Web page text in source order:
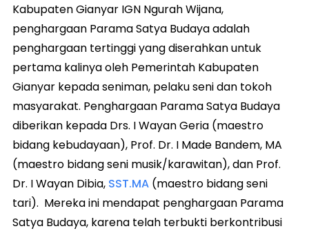
Kabupaten Gianyar IGN Ngurah Wijana,
penghargaan Parama Satya Budaya adalah
penghargaan tertinggi yang diserahkan untuk
pertama kalinya oleh Pemerintah Kabupaten
Gianyar kepada seniman, pelaku seni dan tokoh
masyarakat. Penghargaan Parama Satya Budaya
diberikan kepada Drs. I Wayan Geria (maestro
bidang kebudayaan), Prof. Dr. I Made Bandem, MA
(maestro bidang seni musik/karawitan), dan Prof.
Dr. I Wayan Dibia, SST.MA (maestro bidang seni
tari). Mereka ini mendapat penghargaan Parama
Satya Budaya, karena telah terbukti berkontribusi